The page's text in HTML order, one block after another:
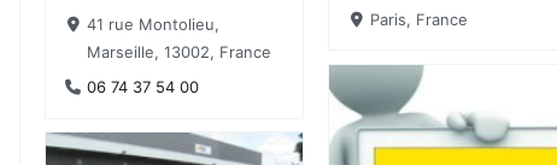
Paris, France
41 rue Montolieu,
Marseille, 13002, France
06 74 37 54 00